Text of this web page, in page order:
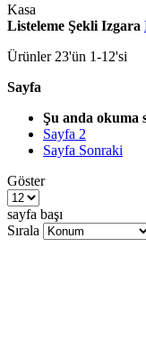
Kasa
Listeleme Şekli Izgara
Ürünler 23'ün 1-12'si
Sayfa
Şu anda okuma
Sayfa 2
Sayfa Sonraki
Göster
sayfa başı
Sırala